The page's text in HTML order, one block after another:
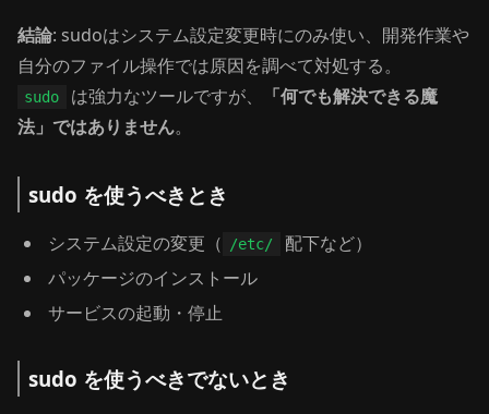
結論: sudoはシステム設定変更時にのみ使い、開発作業や
自分のファイル操作では原因を調べて対処する。
sudo は強力なツールですが、
「何でも解決できる魔
法」ではありません。
sudo を使うべきとき
システム設定の変更（ /etc/
配下など）
パッケージのインストール
サービスの起動・停止
sudo を使うべきでないとき